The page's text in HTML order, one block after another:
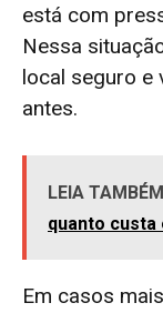
está com
Nessa
local seguro e
antes.
LEIA TAMBÉM
quanto custa
Em casos